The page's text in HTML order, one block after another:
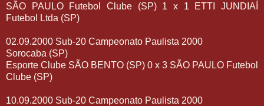
SÃO PAULO Futebol Clube (SP) 1 x 1 ETTI JUNDIAÍ
Futebol Ltda (SP)
02.09.2000 Sub-20 Campeonato Paulista 2000
Sorocaba (SP)
Esporte Clube SÃO BENTO (SP) 0 x 3 SÃO PAULO Futebol
Clube (SP)
10.09.2000 Sub-20 Campeonato Paulista 2000